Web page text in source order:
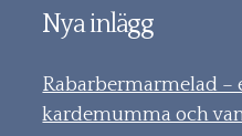
Nya inlägg
Rabarbermarmelad –
kardemumma och